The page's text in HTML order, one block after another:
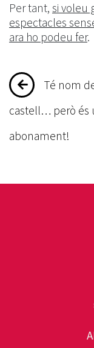
Per tant, si voleu
espectacles
ara ho podeu fer.
Té nom
castell… però és
abonament!